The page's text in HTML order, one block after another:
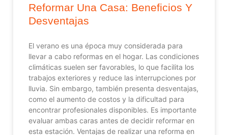
Reformar Una Casa: Beneficios Y
Desventajas
El verano es una época muy considerada para
llevar a cabo reformas en el hogar. Las condiciones
climáticas suelen ser favorables, lo que facilita los
trabajos exteriores y reduce las interrupciones por
lluvia. Sin embargo, también presenta desventajas,
como el aumento de costos y la dificultad para
encontrar profesionales disponibles. Es importante
evaluar ambas caras antes de decidir reformar en
esta estación. Ventajas de realizar una reforma en